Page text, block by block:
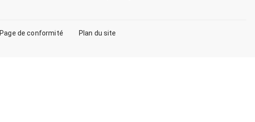
Page de conformité Plan du site